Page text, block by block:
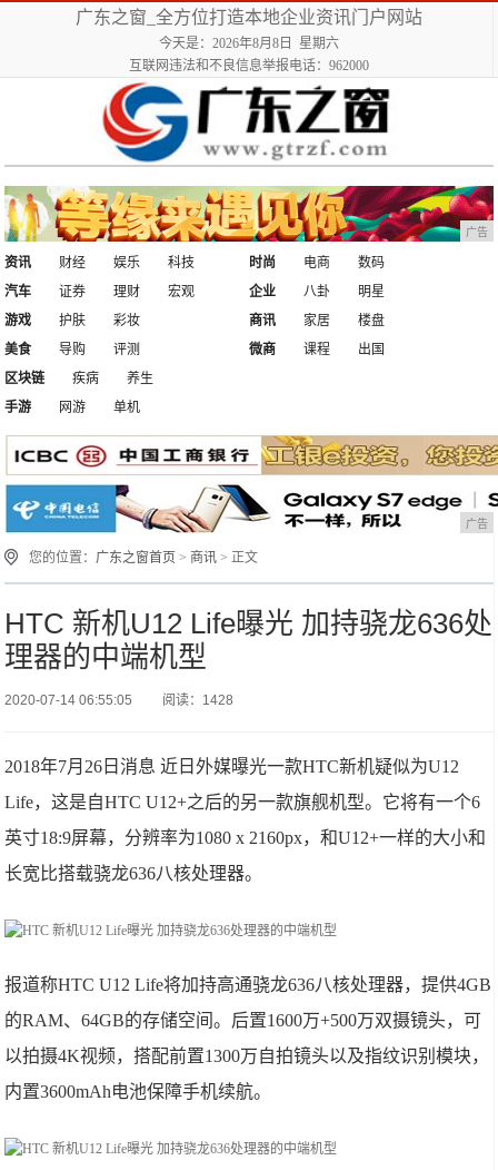
广东之窗_全方位打造本地企业资讯门户网站
今天是：2026年8月8日 星期六
互联网违法和不良信息举报电话：962000
广告
资讯 财经 娱乐
科技
汽车
证券 理财 宏观
时尚 电商
数码
企业
八卦
明星
游戏
护肤
彩妆
美食
导购 评测
商讯 家居
楼盘
微商
课程
出国
区块链
疾病
养生
手游
网游 单机
广告
您的位置： 广东之窗首页 > 商讯 > 正文
HTC 新机U12 Life曝光 加持骁龙636处
理器的中端机型
2020-07-14 06:55:05 阅读：1428
2018年7月26日消息 近日外媒曝光一款HTC新机疑似为U12
Life，这是自HTC U12+之后的另一款旗舰机型。它将有一个6
英寸18:9屏幕，分辨率为1080 x 2160px，和U12+一样的大小和
长宽比搭载骁龙636八核处理器。
报道称HTC U12 Life将加持高通骁龙636八核处理器，提供4GB
的RAM、64GB的存储空间。后置1600万+500万双摄镜头，可
以拍摄4K视频，搭配前置1300万自拍镜头以及指纹识别模块，
内置3600mAh电池保障手机续航。